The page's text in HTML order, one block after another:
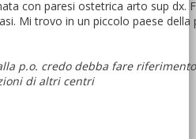
con paresi ostetrica arto sup
Mi trovo in un piccolo paese
p.o. credo debba fare
di altri centri